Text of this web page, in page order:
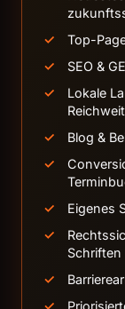
Top-
SEO &
Lokale
Blog &
Eigenes
Schriften